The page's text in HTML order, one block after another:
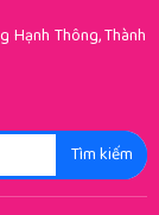
Hạnh Thông, Thành
Tìm kiếm